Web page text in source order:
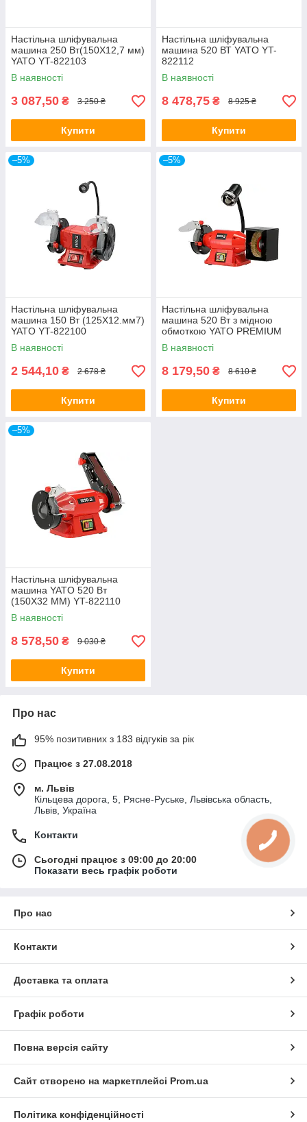
Настільна шліфувальна
машина 250 Вт(150X12,7 мм)
YATO YT-822103
В наявності
3 087,50 ₴ 3 250 ₴
Купити
Настільна шліфувальна
машина 520 ВТ YATO YT-
822112
В наявності
8 478,75 ₴ 8 925 ₴
Купити
–5%
Настільна шліфувальна
машина 150 Вт (125X12.мм7)
YATO YT-822100
В наявності
2 544,10 ₴ 2 678 ₴
Купити
–5%
Настільна шліфувальна
машина 520 Вт з мідною
обмоткою YATO PREMIUM
YT-822107
В наявності
8 179,50 ₴ 8 610 ₴
Купити
–5%
Настільна шліфувальна
машина YATO 520 Вт
(150X32 ММ) YT-822110
В наявності
8 578,50 ₴ 9 030 ₴
Купити
Про нас
95% позитивних з 183 відгуків за рік
Працює з 27.08.2018
м. Львів
Кільцева дорога, 5, Рясне-Руське, Львівська область,
Львів, Україна
Контакти
Сьогодні працює з 09:00 до 20:00
Показати весь графік роботи
Про нас
Контакти
Доставка та оплата
Графік роботи
Повна версія сайту
Сайт створено на маркетплейсі Prom.ua
Політика конфіденційності